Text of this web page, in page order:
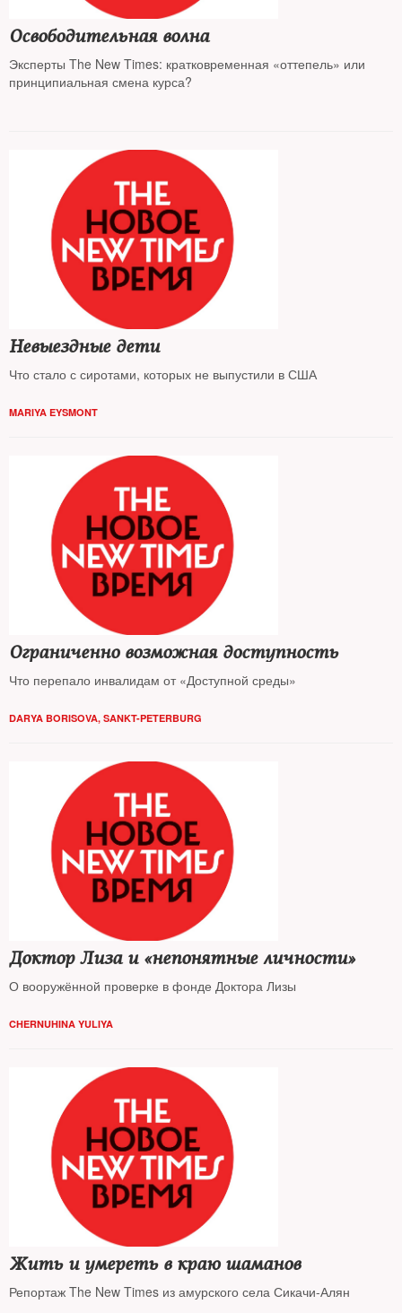
Освободительная волна
Эксперты The New Times: кратковременная «оттепель» или
принципиальная смена курса?
Невыездные дети
Что стало с сиротами, которых не выпустили в США
MARIYA EYSMONT
Ограниченно возможная доступность
Что перепало инвалидам от «Доступной среды»
DARYA BORISOVA, SANKT-PETERBURG
Доктор Лиза и «непонятные личности»
О вооружённой проверке в фонде Доктора Лизы
CHERNUHINA YULIYA
Жить и умереть в краю шаманов
Репортаж The New Times из амурского села Сикачи-Алян